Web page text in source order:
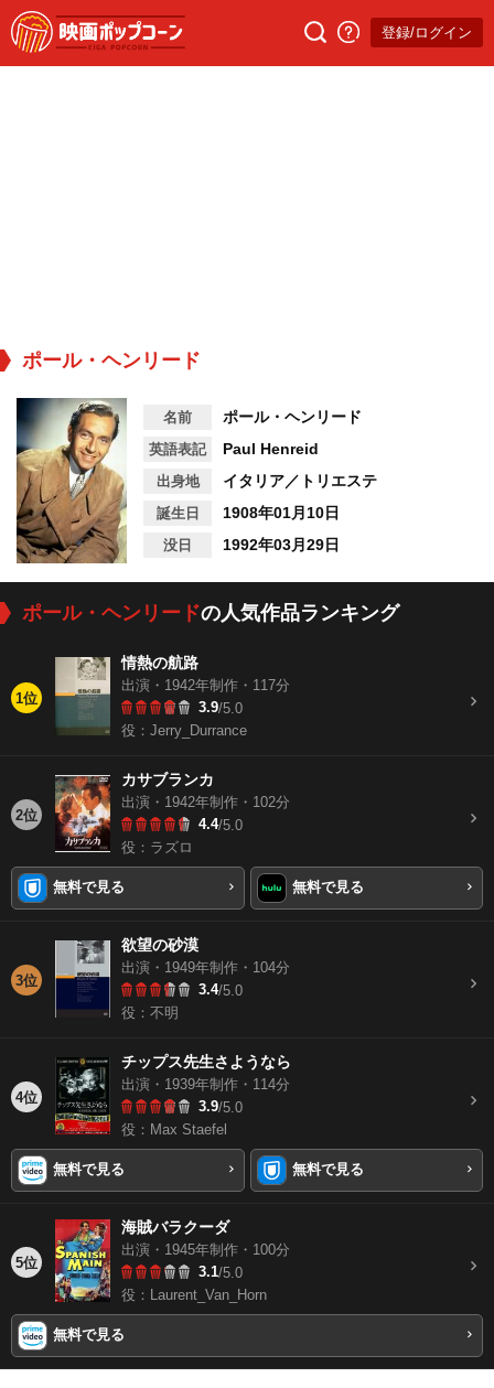
登録/ログイン
ポール・ヘンリード
名前 ポール・ヘンリード
英語表記 Paul Henreid
出身地 イタリア／トリエステ
誕生日 1908年01月10日
没日 1992年03月29日
ポール・ヘンリードの人気作品ランキング
1位
情熱の航路
出演・1942年制作・117分
3.9/5.0
役：Jerry_Durrance
2位
カサブランカ
出演・1942年制作・102分
4.4/5.0
役：ラズロ
無料で見る 無料で見る
3位
欲望の砂漠
出演・1949年制作・104分
3.4/5.0
役：不明
4位
チップス先生さようなら
出演・1939年制作・114分
3.9/5.0
役：Max Staefel
無料で見る 無料で見る
5位
海賊バラクーダ
出演・1945年制作・100分
3.1/5.0
役：Laurent_Van_Horn
無料で見る